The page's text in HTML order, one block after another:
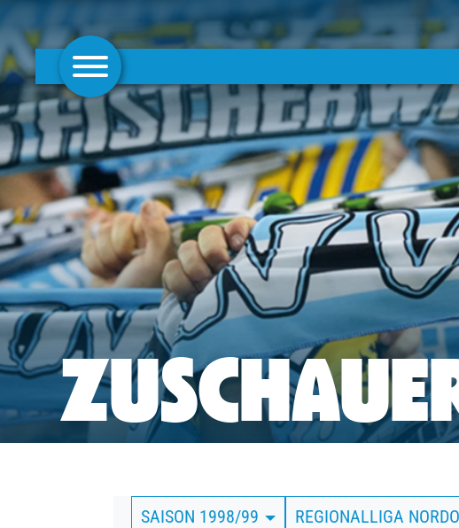
AKTUELLES
1. MANNSCHAFT
FRAUEN
CAMPUS
CLUB
CLUBMITGLIEDSCHAFT
BUSINESS
SÜDKURVE
SAISON 1998/99 REGIONALLIGA